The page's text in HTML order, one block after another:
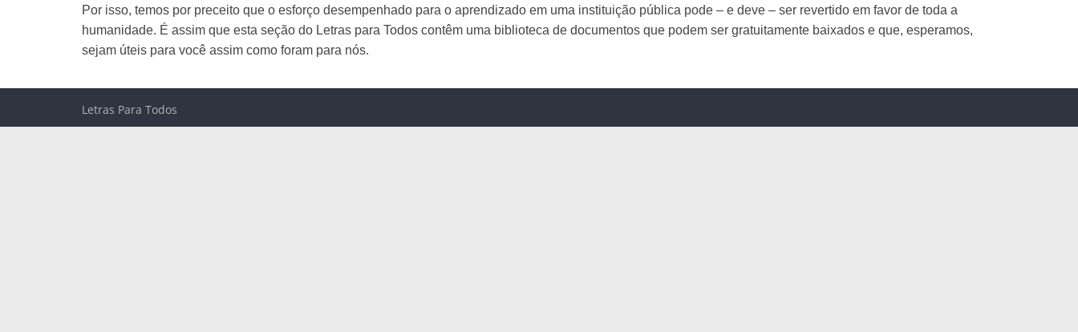
Por isso, temos por preceito que o esforço desempenhado para o aprendizado em uma instituição pública pode – e deve – ser revertido em favor de toda a
humanidade. É assim que esta seção do Letras para Todos contêm uma biblioteca de documentos que podem ser gratuitamente baixados e que, esperamos,
sejam úteis para você assim como foram para nós.
Letras Para Todos